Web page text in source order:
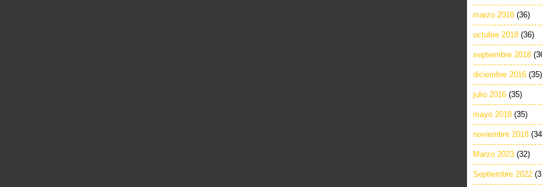
marzo 2018 (36)
octubre 2018 (36)
septiembre 2018
diciembre 2016 (35)
julio 2016 (35)
mayo 2018 (35)
noviembre 2018
Marzo 2023 (32)
Septiembre 2022